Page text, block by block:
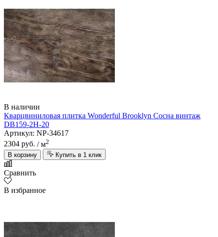
В наличии
Кварцвиниловая плитка Wonderful Brooklyn Сосна винтаж
DB159-2Н-20
Артикул: NP-34617
2304 руб. / м2
В корзину
Купить в 1 клик
Сравнить
В избранное